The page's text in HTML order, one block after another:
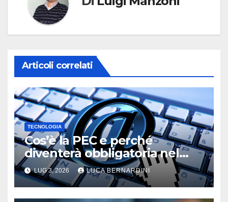
Articoli correlati
TECNOLOGIA
Cos’è la PEC e perché
diventerà obbligatoria nel
2026?
LUG 3, 2026 LUCA BERNARDINI